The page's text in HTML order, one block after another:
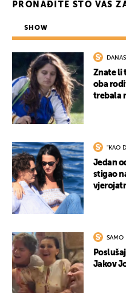
PRONAĐITE ŠTO VAS
SHOW
Znate li
oba
trebala
"KAO
Jedan
stigao
SAMO
Jakov